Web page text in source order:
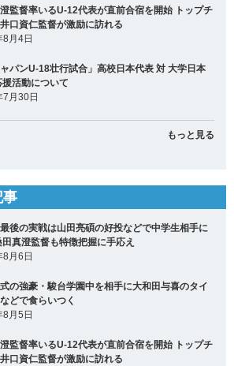
監督率いるU-12代表が直前合宿を開始 トップチ
口資仁監督が激励に訪れる
月4日
ャパンU-18壮行試合」高校日本代表 対 大学日本
援活動について
月30日
もっと見る
事
後の実戦は山田亮碩の好投などで中学生相手に
真澄監督も特徴把握に手応え
月6日
の強豪・駿台学園中を相手に大和田与喜のタイ
どで食らいつく
月5日
監督率いるU-12代表が直前合宿を開始 トップチ
口資仁監督が激励に訪れる